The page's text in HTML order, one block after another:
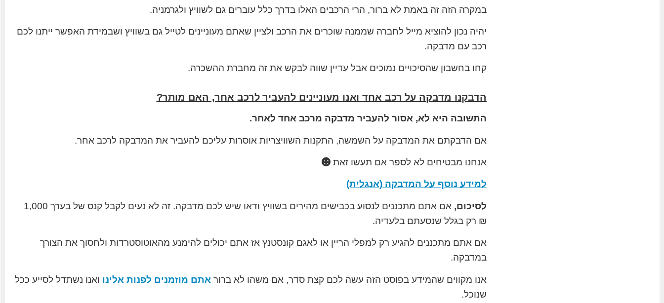
במקרה הזה זה באמת לא ברור, הרי הרכבים האלו בדרך כלל עוברים גם לשוויץ ולגרמניה.
יהיה נכון להוציא מייל לחברה שממנה שוכרים את הרכב ולציין שאתם מעוניינים לטייל גם בשוויץ ושבמידת האפשר ייתנו לכם
רכב עם מדבקה.
קחו בחשבון שהסיכויים נמוכים אבל עדיין שווה לבקש את זה מחברת ההשכרה.
הדבקנו מדבקה על רכב אחד ואנו מעוניינים להעביר לרכב אחר, האם מותר?
התשובה היא לא, אסור להעביר מדבקה מרכב אחד לאחר.
אם הדבקתם את המדבקה על השמשה, התקנות השוויצריות אוסרות עליכם להעביר את המדבקה לרכב אחר.
אנחנו מבטיחים לא לספר אם תעשו זאת
למידע נוסף על המדבקה (אנגלית)
לסיכום,
אם אתם מתכננים לנסוע בכבישים מהירים בשוויץ ודאו שיש לכם מדבקה. זה לא נעים לקבל קנס של בערך 1,000
₪ רק בגלל שנסעתם בלעדיה.
אם אתם מתכננים להגיע רק למפלי הריין או לאגם קונסטנץ אז אתם יכולים להימנע מהאוטוסטרדות ולחסוך את הצורך
במדבקה.
אנו מקווים שהמידע בפוסט הזה עשה לכם קצת סדר, אם משהו לא ברור אתם מוזמנים לפנות אלינו ואנו נשתדל לסייע ככל
שנוכל.